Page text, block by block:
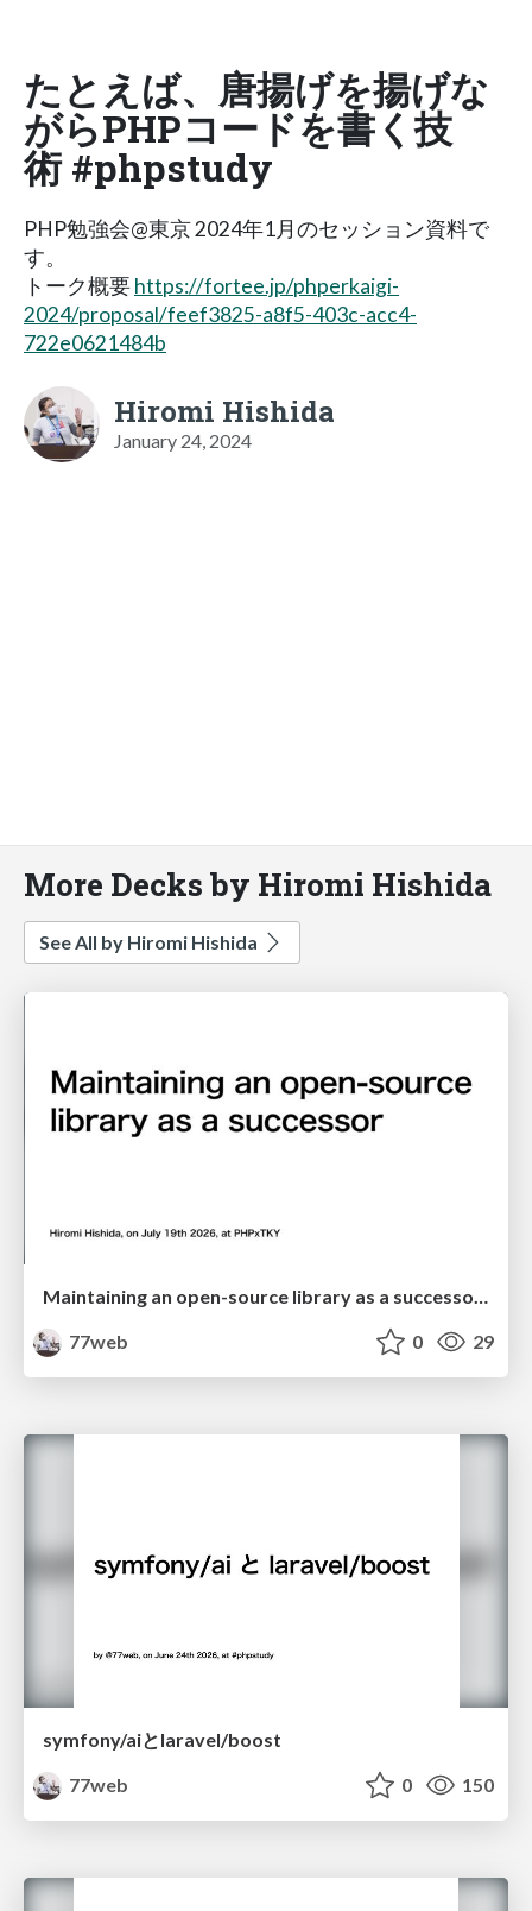
たとえば、唐揚げを揚げな
がらPHPコードを書く技
術 #phpstudy
PHP勉強会@東京 2024年1月のセッション資料で
す。
トーク概要https://fortee.jp/phperkaigi-
2024/proposal/feef3825-a8f5-403c-acc4-
722e0621484b
Hiromi Hishida
January 24, 2024
More Decks by Hiromi Hishida
See All by Hiromi Hishida
Maintaining an open-source library as a successor #phpxtokyo
77web
0 29
symfony/aiとlaravel/boost
77web
0 150